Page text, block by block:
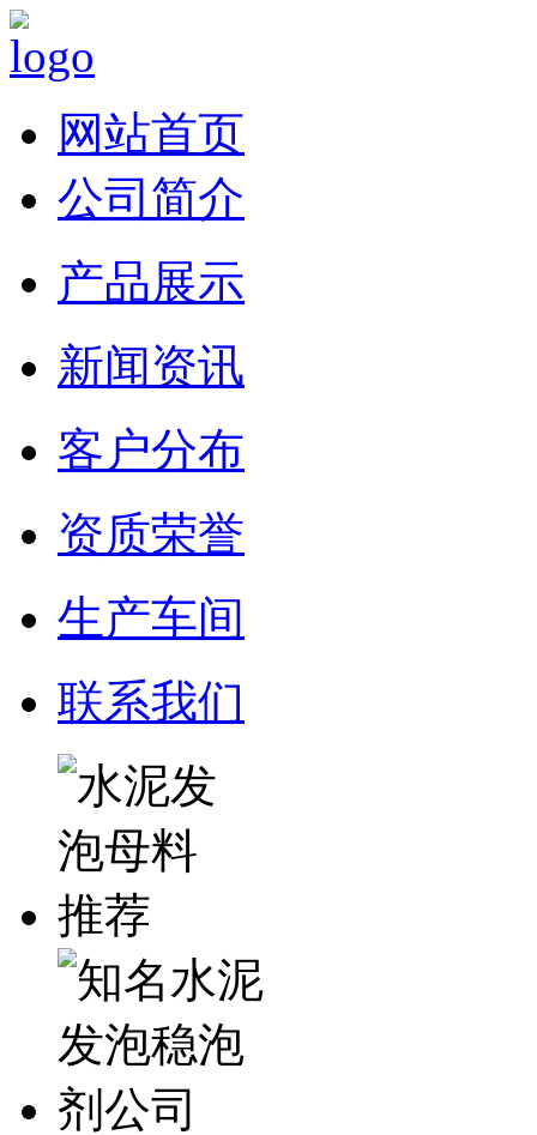
网站首页
公司简介
产品展示
新闻资讯
客户分布
资质荣誉
生产车间
联系我们